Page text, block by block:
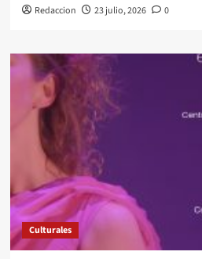
Redaccion 23 julio, 2026 0
Culturales